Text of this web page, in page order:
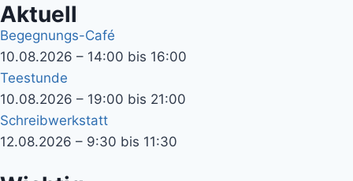
Aktuell
Begegnungs-Café
10.08.2026 – 14:00 bis 16:00
Teestunde
10.08.2026 – 19:00 bis 21:00
Schreibwerkstatt
12.08.2026 – 9:30 bis 11:30